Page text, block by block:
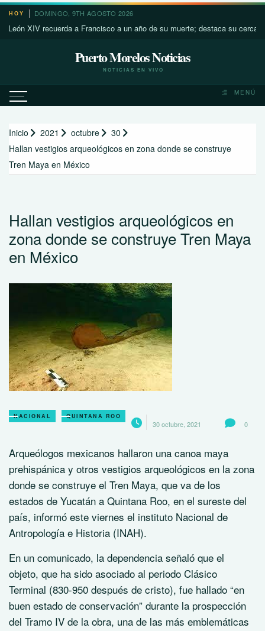
Saltar
contenido
HOY DOMINGO, 9TH AGOSTO 2026
XIV recuerda a Francisco a un año de su muerte; destaca su cercanía con
Puerto Morelos Noticias
NOTICIAS EN VIVO
MENÚ
Inicio 2021 octubre
30
Hallan vestigios arqueológicos en zona donde se construye
Tren Maya en México
Hallan vestigios arqueológicos en
zona donde se construye Tren Maya
en México
NACIONAL QUINTANA ROO
30 octubre, 2021 0
Arqueólogos mexicanos hallaron una canoa maya
prehispánica y otros vestigios arqueológicos en la zona
donde se construye el Tren Maya, que va de los
estados de Yucatán a Quintana Roo, en el sureste del
país, informó este viernes el instituto Nacional de
Antropología e Historia (INAH).
En un comunicado, la dependencia señaló que el
objeto, que ha sido asociado al periodo Clásico
Terminal (830-950 después de cristo), fue hallado “en
buen estado de conservación” durante la prospección
del Tramo IV de la obra, una de las más emblemáticas